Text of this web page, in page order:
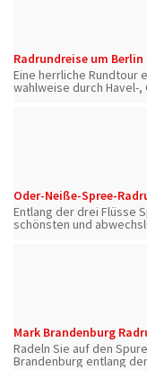
Radrundreise um
Eine herrliche Rundtour
wahlweise durch Havel-
Oder-Neiße-Spree-
Entlang der drei Flüsse
schönsten und
Mark Brandenburg
Radeln Sie auf den
Brandenburg entlang